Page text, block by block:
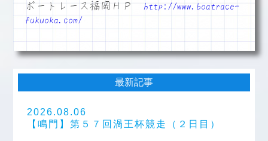
ボートレース福岡ＨＰ http://www.boatrace-
fukuoka.com/
最新記事
2026.08.06
【鳴門】第５７回渦王杯競走（２日目）